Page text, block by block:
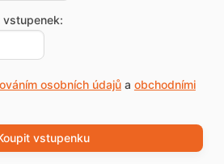
osobních údajůa obchodními
vstupenku